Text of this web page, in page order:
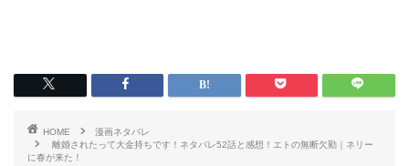
HOME
漫画ネタバレ
離婚されたって大金持ちです！ネタバレ52話と感想！エトの無断欠勤｜ネリー
に春が来た！